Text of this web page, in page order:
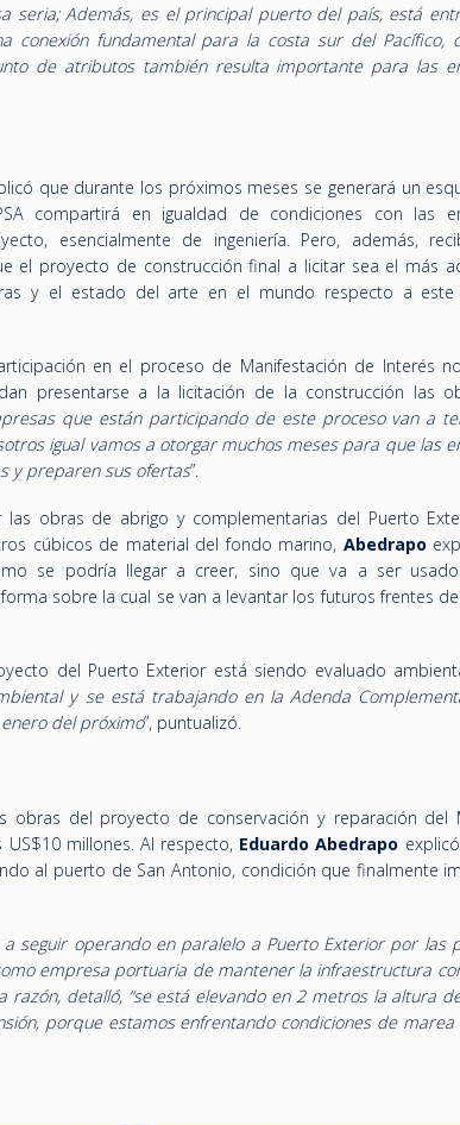
seria; Además, es el principal puerto del país, está
conexión fundamental para la costa sur del Pacífico,
de atributos también resulta importante para las
que durante los próximos meses se generará un
compartirá en igualdad de condiciones con las
esencialmente de ingeniería. Pero, además,
el proyecto de construcción final a licitar sea el más
y el estado del arte en el mundo respecto a
en el proceso de Manifestación de Interés
presentarse a la licitación de la construcción las
que están participando de este proceso van a
igual vamos a otorgar muchos meses para que las
y preparen sus ofertas”.
obras de abrigo y complementarias del Puerto
cúbicos de material del fondo marino, Abedrapo
se podría llegar a creer, sino que va a ser
sobre la cual se van a levantar los futuros frentes
del Puerto Exterior está siendo evaluado
y se está trabajando en la Adenda
del próximo”, puntualizó.
obras del proyecto de conservación y reparación del
millones. Al respecto, Eduardo Abedrapo
al puerto de San Antonio, condición que finalmente
seguir operando en paralelo a Puerto Exterior por las
empresa portuaria de mantener la infraestructura
razón, detalló, “se está elevando en 2 metros la altura
porque estamos enfrentando condiciones de marea